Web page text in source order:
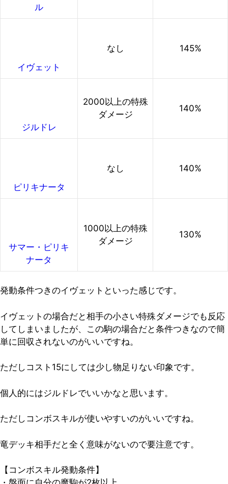
ル
イヴェット
なし 145%
ジルドレ
2000以上の特殊
ダメージ
140%
ピリキナータ
なし 140%
サマー・ピリキ
ナータ
1000以上の特殊
ダメージ
130%
発動条件つきのイヴェットといった感じです。
イヴェットの場合だと相手の小さい特殊ダメージでも反応
してしまいましたが、 この駒の場合だと条件つきなので簡
単に回収されないのがいいですね。
ただしコスト15にしては少し物足りない印象です。
個人的にはジルドレでいいかなと思います。
ただしコンボスキルが使いやすいのがいいですね。
竜デッキ相手だと全く意味がないので要注意です。
【コンボスキル発動条件】